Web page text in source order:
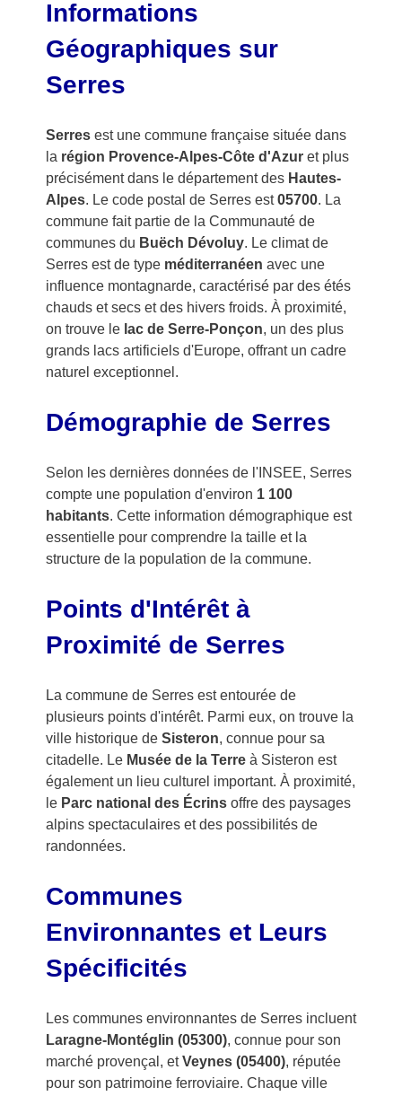
Informations
Géographiques sur
Serres
Serresest une commune française située dans
la région Provence-Alpes-Côte d'Azuret plus
précisément dans le département des Hautes-
Alpes. Le code postal de Serres est05700. La
commune fait partie de la Communauté de
communes du Buëch Dévoluy. Le climat de
Serres est de type méditerranéen avec une
influence montagnarde, caractérisé par des étés
chauds et secs et des hivers froids. À proximité,
on trouve le lac de Serre-Ponçon, un des plus
grands lacs artificiels d'Europe, offrant un cadre
naturel exceptionnel.
Démographie de Serres
Selon les dernières données de l'INSEE, Serres
compte une population d'environ 1 100
habitants. Cette information démographique est
essentielle pour comprendre la taille et la
structure de la population de la commune.
Points d'Intérêt à
Proximité de Serres
La commune de Serres est entourée de
plusieurs points d'intérêt. Parmi eux, on trouve la
ville historique de Sisteron, connue pour sa
citadelle. Le Musée de la Terreà Sisteron est
également un lieu culturel important. À proximité,
le Parc national des Écrinsoffre des paysages
alpins spectaculaires et des possibilités de
randonnées.
Communes
Environnantes et Leurs
Spécificités
Les communes environnantes de Serres incluent
Laragne-Montéglin (05300), connue pour son
marché provençal, etVeynes (05400), réputée
pour son patrimoine ferroviaire. Chaque ville